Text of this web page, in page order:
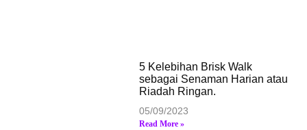
5 Kelebihan Brisk Walk
sebagai Senaman Harian atau
Riadah Ringan.
05/09/2023
Read More »